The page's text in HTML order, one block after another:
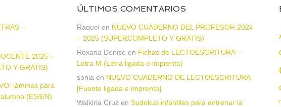
-
2025 –
Y GRATIS)
láminas para
(ES/EN)
ÚLTIMOS COMENTARIOS
Raquel en NUEVO CUADERNO DEL PROFESOR 2024
– 2025 (SUPERCOMPLETO Y GRATIS)
Roxana Denise en Fichas de LECTOESCRITURA –
Letra M (Letra ligada e imprenta)
sonia en NUEVO CUADERNO DE LECTOESCRITURA
[Fuente ligada e imprenta]
Walkiria Cruz en Sudokus infantiles para entrenar la